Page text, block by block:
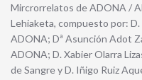
Mircrorrelatos de ADONA /
Lehiaketa, compuesto por:
ADONA; Dª Asunción Adot
ADONA; D. Xabier Olarra
de Sangre y D. Iñigo Ruiz